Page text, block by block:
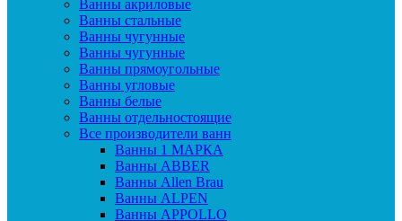
Ванны акриловые
Ванны стальные
Ванны чугунные
Ванны чугунные
Ванны прямоугольные
Ванны угловые
Ванны белые
Ванны отдельностоящие
Все производители ванн
Ванны 1 МАРКА
Ванны ABBER
Ванны Allen Brau
Ванны ALPEN
Ванны APPOLLO